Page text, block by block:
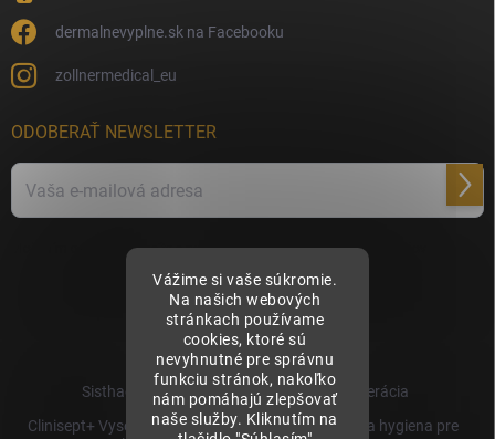
Vážime si vaše súkromie.
Na našich webových
stránkach používame
cookies, ktoré sú
nevyhnutné pre správnu
funkciu stránok, nakoľko
nám pomáhajú zlepšovať
naše služby. Kliknutím na
dermalnevyplne.sk na Facebooku
zollnermedical_eu
ODOBERAŤ NEWSLETTER
Vložením e-mailu súhlasíte spodmienkami ochrany osobných údajov
sa
Sisthaema.sk - Skutočná Dermálna Regenerácia
Clinisept+ Vysoko účinné čistenie a antimikrobiálna hygiena pre